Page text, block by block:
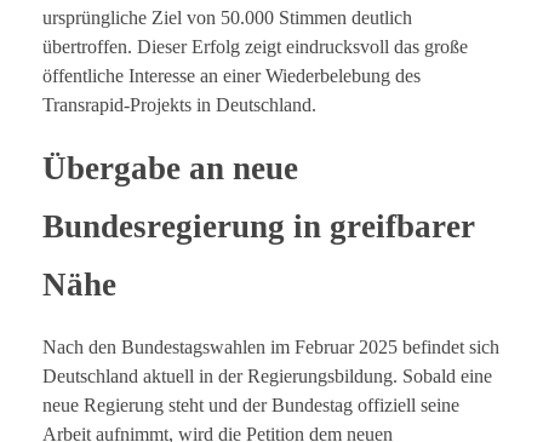
ursprüngliche Ziel von 50.000 Stimmen deutlich
übertroffen. Dieser Erfolg zeigt eindrucksvoll das große
öffentliche Interesse an einer Wiederbelebung des
Transrapid-Projekts in Deutschland.
Übergabe an neue
Bundesregierung in greifbarer
Nähe
Nach den Bundestagswahlen im Februar 2025 befindet sich
Deutschland aktuell in der Regierungsbildung. Sobald eine
neue Regierung steht und der Bundestag offiziell seine
Arbeit aufnimmt, wird die Petition dem neuen